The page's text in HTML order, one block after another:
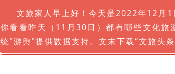
文旅家人早上好！今天是2022年12月
你看看昨天（11月30日）都有哪些文化旅
统"游舆"提供数据支持。文末下载“文旅头